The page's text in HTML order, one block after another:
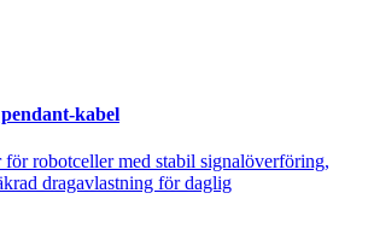
kabel
för robotceller med stabil signalöverföring,
dragavlastning för daglig